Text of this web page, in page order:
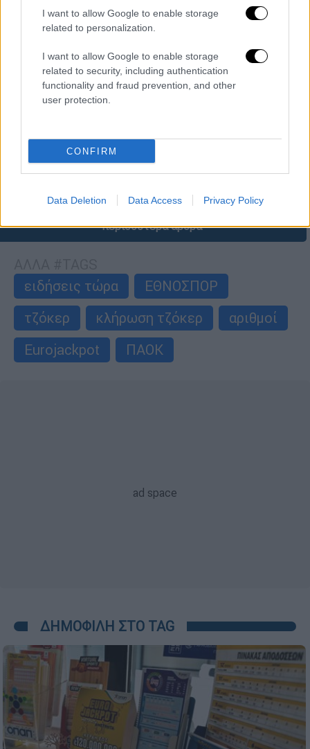
I want to allow Google to enable storage
related to personalization.
I want to allow Google to enable storage
related to security, including authentication
functionality and fraud prevention, and other
user protection.
CONFIRM
Data Deletion Data Access Privacy Policy
Η κλήρωση της ΑΕΚ στα playoffs του
Champions League: Με Λέφσκι Σόφιας ή
Βατός ο δρόμος της ΑΕΚ για τη League
Phase
περισσότερα άρθρα
ειδήσεις τώρα
ΕΘΝΟΣΠΟΡ
τζόκερ
κλήρωση τζόκερ
αριθμοί
Eurojackpot
ΠΑΟΚ
ΔΗΜΟΦΙΛΗ ΣΤΟ TAG